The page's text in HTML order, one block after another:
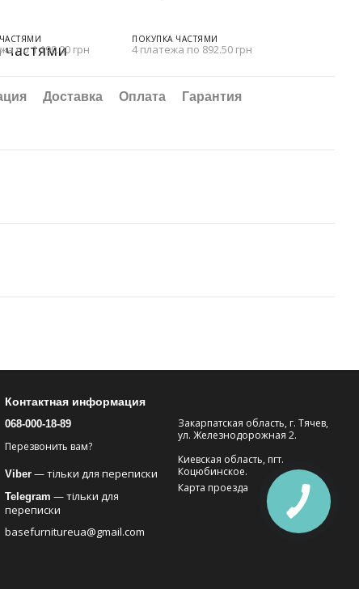
по 1 190.00 грн
ПОКУПКА ЧАСТЯМИ
4 платежа по 892.50 грн
Доставка Оплата Гарантия
Контактная информация
068-000-18-89
Перезвонить вам?
Viber — тільки для переписки
Telegram — тільки для
переписки
basefurnitureua@gmail.com
Закарпатская область, г. Тячев,
ул. Железнодорожная 2.
Киевская область, пгт.
Коцюбинское.
Карта проезда